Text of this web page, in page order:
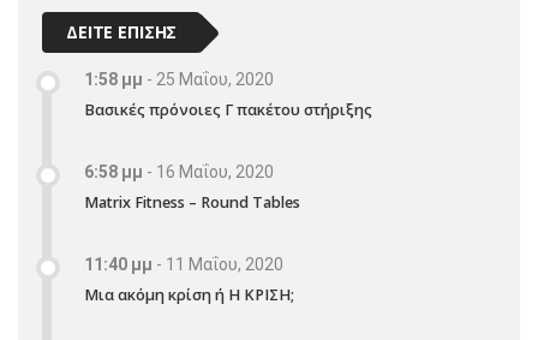
ΔΕΙΤΕ ΕΠΙΣΗΣ
1:58 μμ - 25 Μαΐου, 2020
Βασικές πρόνοιες Γ πακέτου στήριξης
6:58 μμ - 16 Μαΐου, 2020
Matrix Fitness – Round Tables
11:40 μμ - 11 Μαΐου, 2020
Μια ακόμη κρίση ή Η ΚΡΙΣΗ;